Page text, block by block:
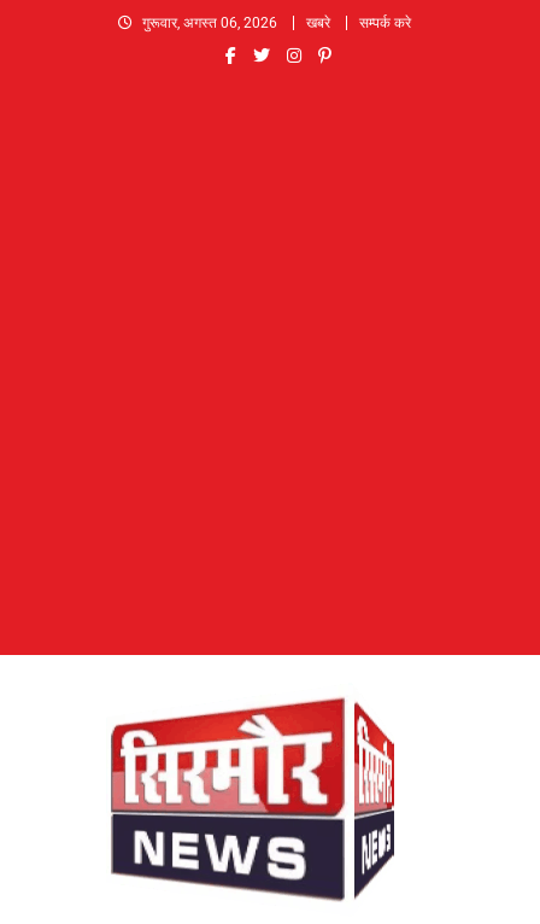
गुरूवार, अगस्त 06, 2026 खबरे सम्पर्क करे